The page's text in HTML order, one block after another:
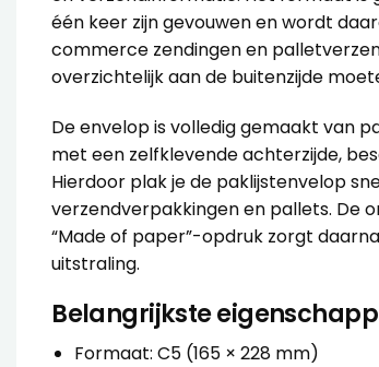
één keer zijn gevouwen en wordt
commerce zendingen en
overzichtelijk aan de buitenzijde
De envelop is volledig gemaakt van
met een zelfklevende achterzijde,
Hierdoor plak je de paklijstenvelop
verzendverpakkingen en pallets. De
“Made of paper”-opdruk zorgt
uitstraling.
Belangrijkste
Formaat: C5 (165 × 228 mm)